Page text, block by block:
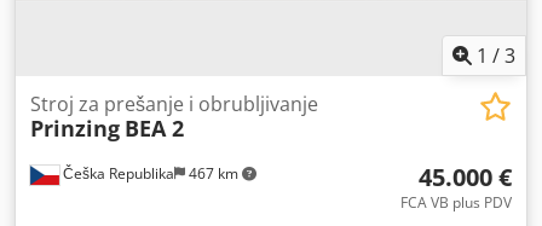
1 /3
Češka Republika 467 km
Stroj za prešanje i obrubljivanje
Prinzing BEA 2
45.000 €
FCA VB plus PDV